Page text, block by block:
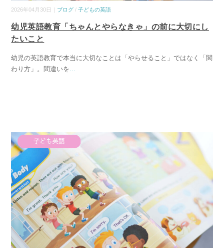
2026年04月30日｜ ブログ /子どもの英語
幼児英語教育「ちゃんとやらなきゃ」の前に大切にし
たいこと
幼児の英語教育で本当に大切なことは「やらせること」ではなく「関
わり方」。間違いを...